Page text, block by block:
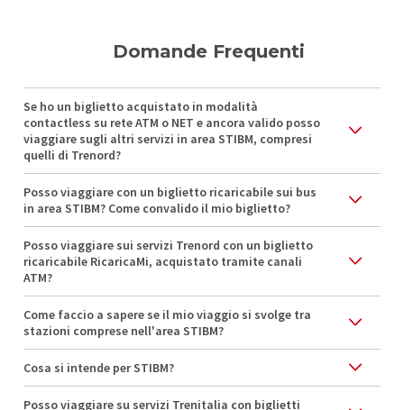
Domande Frequenti
Se ho un biglietto acquistato in modalità
contactless su rete ATM o NET e ancora valido posso
viaggiare sugli altri servizi in area STIBM, compresi
quelli di Trenord?
Posso viaggiare con un biglietto ricaricabile sui bus
in area STIBM? Come convalido il mio biglietto?
Posso viaggiare sui servizi Trenord con un biglietto
ricaricabile RicaricaMi, acquistato tramite canali
ATM?
Come faccio a sapere se il mio viaggio si svolge tra
stazioni comprese nell'area STIBM?
Cosa si intende per STIBM?
Posso viaggiare su servizi Trenitalia con biglietti